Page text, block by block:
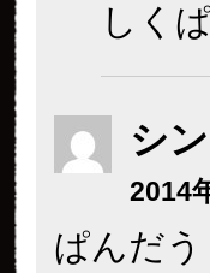
しく
シ
2014
ぱんだ